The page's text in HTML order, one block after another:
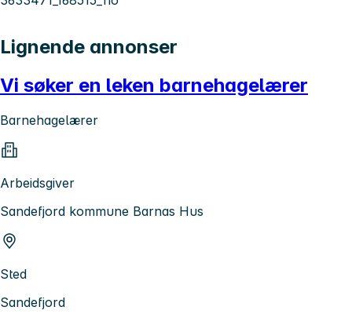
Lignende annonser
Vi søker en leken barnehagelærer
Barnehagelærer
Arbeidsgiver
Sandefjord kommune Barnas Hus
Sted
Sandefjord